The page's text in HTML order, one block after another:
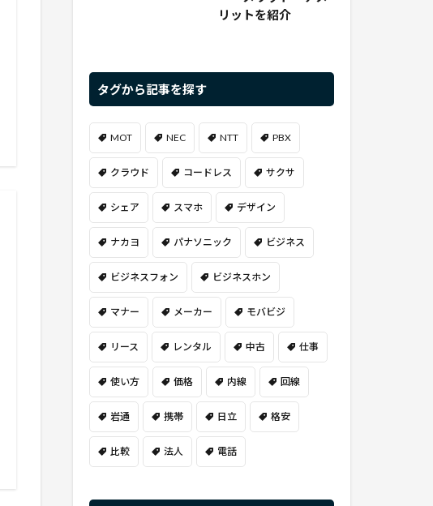
リットを紹介
タグから記事を探す
MOT NEC NTT PBX
クラウド コードレス サクサ
シェア スマホ デザイン
ナカヨ パナソニック ビジネス
ビジネスフォン ビジネスホン
マナー メーカー モバビジ
リース レンタル 中古 仕事
使い方 価格 内線 回線
岩通 携帯 日立 格安
比較 法人 電話